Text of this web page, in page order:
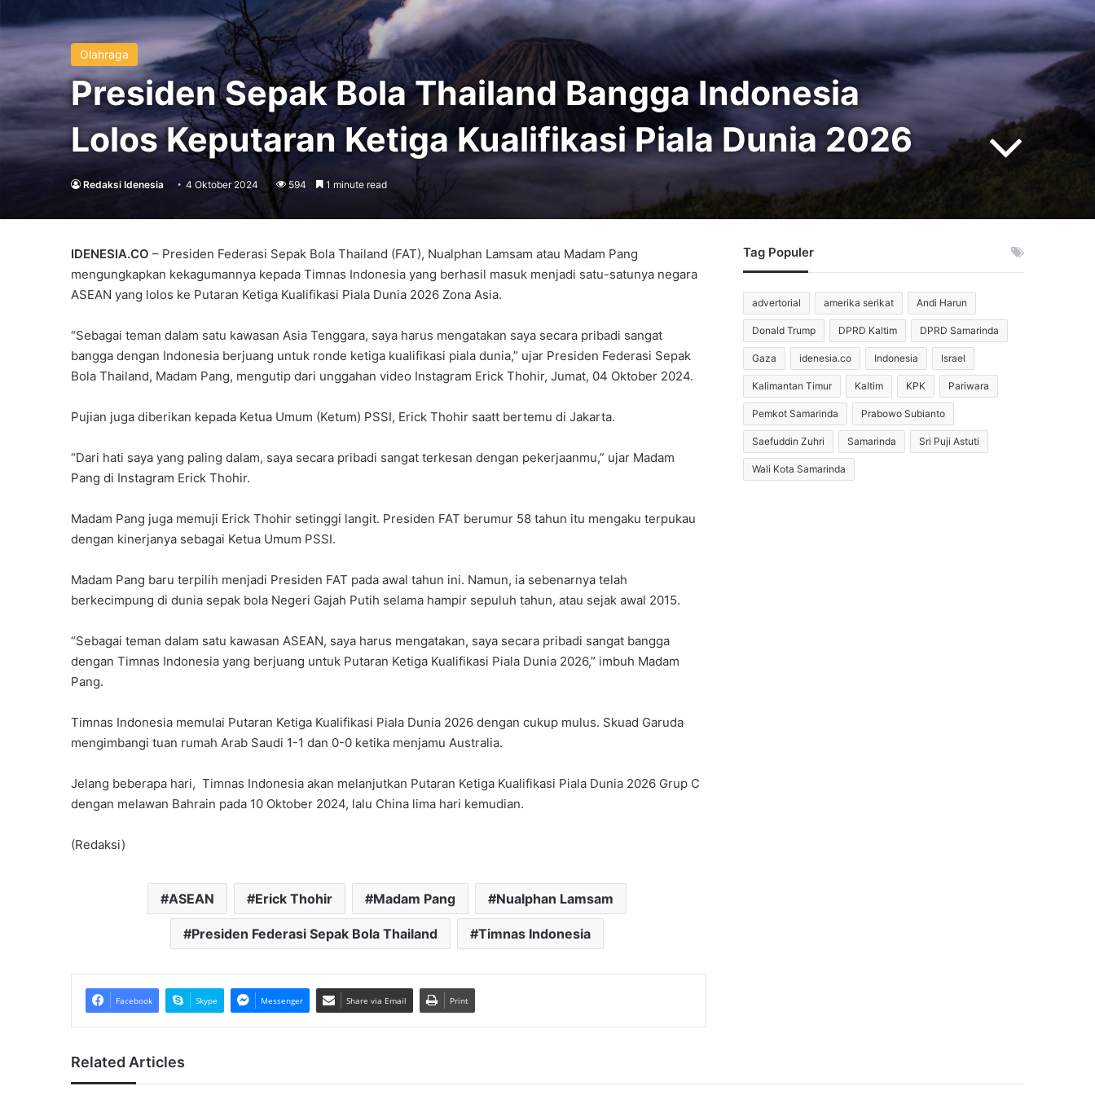
Olahraga
Presiden Sepak Bola Thailand Bangga Indonesia
Lolos Keputaran Ketiga Kualifikasi Piala Dunia 2026
Redaksi Idenesia 4 Oktober 2024 594 1 minute read
IDENESIA.CO – Presiden Federasi Sepak Bola Thailand (FAT), Nualphan Lamsam atau Madam Pang
mengungkapkan kekagumannya kepada Timnas Indonesia yang berhasil masuk menjadi satu-satunya negara
ASEAN yang lolos ke Putaran Ketiga Kualifikasi Piala Dunia 2026 Zona Asia.
“Sebagai teman dalam satu kawasan Asia Tenggara, saya harus mengatakan saya secara pribadi sangat
bangga dengan Indonesia berjuang untuk ronde ketiga kualifikasi piala dunia,” ujar Presiden Federasi Sepak
Bola Thailand, Madam Pang, mengutip dari unggahan video Instagram Erick Thohir, Jumat, 04 Oktober 2024.
Pujian juga diberikan kepada Ketua Umum (Ketum) PSSI, Erick Thohir saatt bertemu di Jakarta.
“Dari hati saya yang paling dalam, saya secara pribadi sangat terkesan dengan pekerjaanmu,” ujar Madam
Pang di Instagram Erick Thohir.
Madam Pang juga memuji Erick Thohir setinggi langit. Presiden FAT berumur 58 tahun itu mengaku terpukau
dengan kinerjanya sebagai Ketua Umum PSSI.
Madam Pang baru terpilih menjadi Presiden FAT pada awal tahun ini. Namun, ia sebenarnya telah
berkecimpung di dunia sepak bola Negeri Gajah Putih selama hampir sepuluh tahun, atau sejak awal 2015.
“Sebagai teman dalam satu kawasan ASEAN, saya harus mengatakan, saya secara pribadi sangat bangga
dengan Timnas Indonesia yang berjuang untuk Putaran Ketiga Kualifikasi Piala Dunia 2026,” imbuh Madam
Pang.
Timnas Indonesia memulai Putaran Ketiga Kualifikasi Piala Dunia 2026 dengan cukup mulus. Skuad Garuda
mengimbangi tuan rumah Arab Saudi 1-1 dan 0-0 ketika menjamu Australia.
Jelang beberapa hari, Timnas Indonesia akan melanjutkan Putaran Ketiga Kualifikasi Piala Dunia 2026 Grup C
dengan melawan Bahrain pada 10 Oktober 2024, lalu China lima hari kemudian.
(Redaksi)
ASEAN Erick Thohir Madam Pang Nualphan Lamsam
Presiden Federasi Sepak Bola Thailand Timnas Indonesia
Facebook Skype Messenger Share via Email Print
Tag Populer
advertorial amerika serikat Andi Harun
Donald Trump DPRD Kaltim DPRD Samarinda
Gaza idenesia.co Indonesia Israel
Kalimantan Timur Kaltim KPK Pariwara
Pemkot Samarinda Prabowo Subianto
Saefuddin Zuhri Samarinda Sri Puji Astuti
Wali Kota Samarinda
Related Articles